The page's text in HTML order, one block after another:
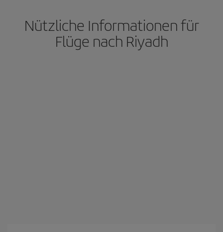
Nützliche Informationen für
Flüge nach Riyadh